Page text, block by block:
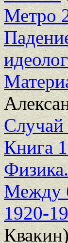
Метро
Книга
Между
1920-